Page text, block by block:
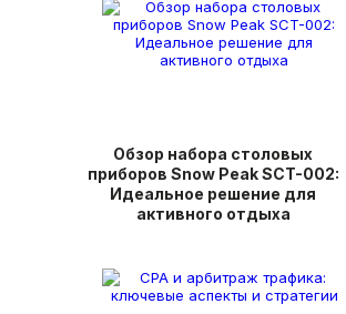
Обзор набора столовых
приборов Snow Peak SCT-002:
Идеальное решение для
активного отдыха